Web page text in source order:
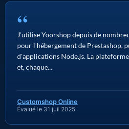
“
J'utilise Yoorshop depuis de
pour l'hébergement de Prestashop,
d'applications Node.js. La
et, chaque...
Customshop Online
Évalué le 31 juil 2025